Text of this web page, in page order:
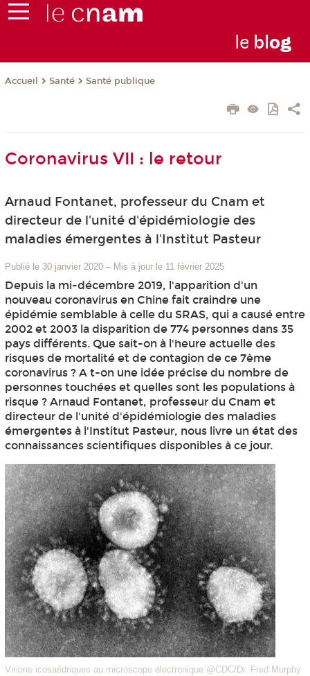
le blog
Accueil Santé Santé publique
Coronavirus VII : le retour
Arnaud Fontanet, professeur du Cnam et
directeur de l'unité d'épidémiologie des
maladies émergentes à l'Institut Pasteur
Publié le 30 janvier 2020 – Mis à jour le 11 février 2025
Depuis la mi-décembre 2019, l'apparition d'un
nouveau coronavirus en Chine fait craindre une
épidémie semblable à celle du SRAS, qui a causé entre
2002 et 2003 la disparition de 774 personnes dans 35
pays différents. Que sait-on à l'heure actuelle des
risques de mortalité et de contagion de ce 7ème
coronavirus ? A t-on une idée précise du nombre de
personnes touchées et quelles sont les populations à
risque ? Arnaud Fontanet, professeur du Cnam et
directeur de l'unité d'épidémiologie des maladies
émergentes à l'Institut Pasteur, nous livre un état des
connaissances scientifiques disponibles à ce jour.
Virions icosaédriques au microscope électronique @CDC/Dr. Fred Murphy